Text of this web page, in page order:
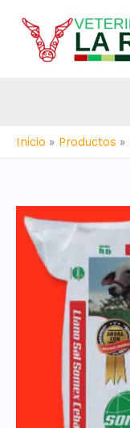
contenido
Inicio Productos